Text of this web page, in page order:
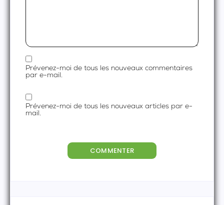
Prévenez-moi de tous les nouveaux commentaires
par e-mail.
Prévenez-moi de tous les nouveaux articles par e-
mail.